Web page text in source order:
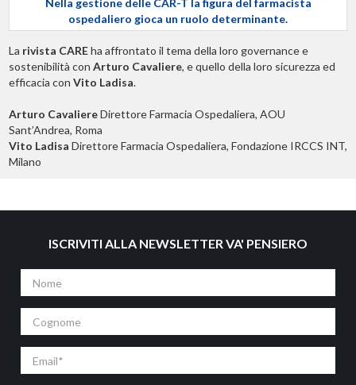
Nella gestione delle CAR-T la figura del farmacista
ospedaliero gioca un ruolo determinante.
La rivista CAREha affrontato il tema della loro governance e
sostenibilità con Arturo Cavaliere, e quello della loro sicurezza ed
efficacia con Vito Ladisa.
Arturo CavaliereDirettore Farmacia Ospedaliera, AOU
Sant’Andrea, Roma
Vito Ladisa Direttore Farmacia Ospedaliera, Fondazione IRCCS INT,
Milano
ISCRIVITI ALLA NEWSLETTER VA' PENSIERO
Nome
Cognome
Email